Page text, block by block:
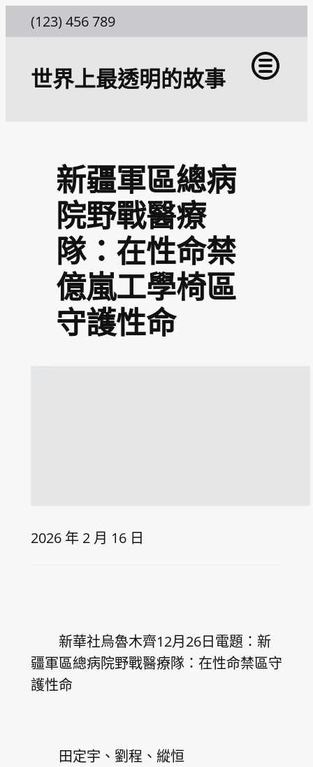
至
(123) 456 789
世界上最透明的故事
新疆軍區總病
院野戰醫療
隊：在性命禁
億嵐工學椅區
守護性命
2026 年 2 月 16 日
新華社烏魯木齊12月26日電題：新
疆軍區總病院野戰醫療隊：在性命禁區守
護性命
田定宇、劉程、縱恒